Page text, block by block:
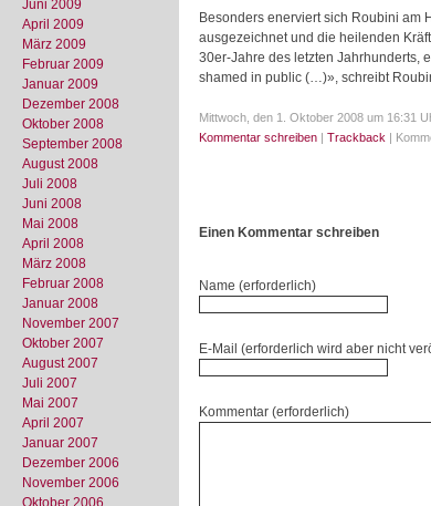
Juni 2009
April 2009
März 2009
Februar 2009
Januar 2009
Dezember 2008
Oktober 2008
September 2008
August 2008
Juli 2008
Juni 2008
Mai 2008
April 2008
März 2008
Februar 2008
Januar 2008
November 2007
Oktober 2007
August 2007
Juli 2007
Mai 2007
April 2007
Januar 2007
Dezember 2006
November 2006
Oktober 2006
Besonders enerviert sich Roubini am
ausgezeichnet und die heilenden
30er-Jahre des letzten Jahrhunderts,
shamed in public (…)», schreibt
Mittwoch, den 1. Oktober 2008 um 16:31
Kommentar schreiben | Trackback |
Einen Kommentar schreiben
Name (erforderlich)
E-Mail (erforderlich wird aber nicht
Kommentar (erforderlich)